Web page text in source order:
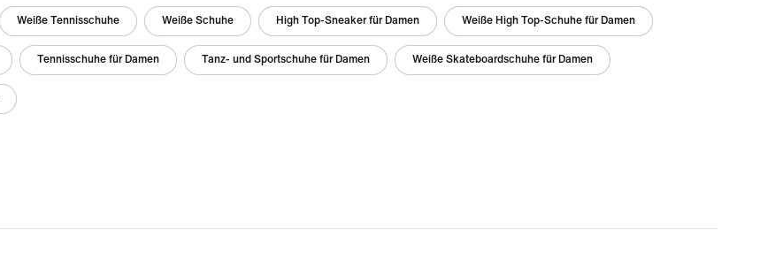
Weiße Tennisschuhe Weiße Schuhe High Top-Sneaker für Damen Weiße High Top-Schuhe für Damen
Tennisschuhe für Damen Tanz- und Sportschuhe für Damen Weiße Skateboardschuhe für Damen